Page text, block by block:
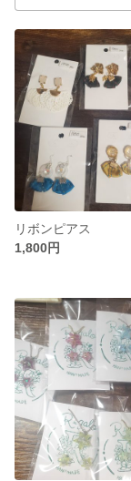
リボンピアス
1,800円